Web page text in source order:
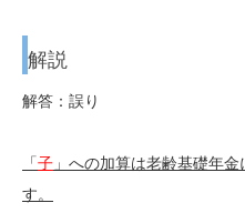
解説
解答：誤り
「子 」への加算は老齢基礎年金
す。